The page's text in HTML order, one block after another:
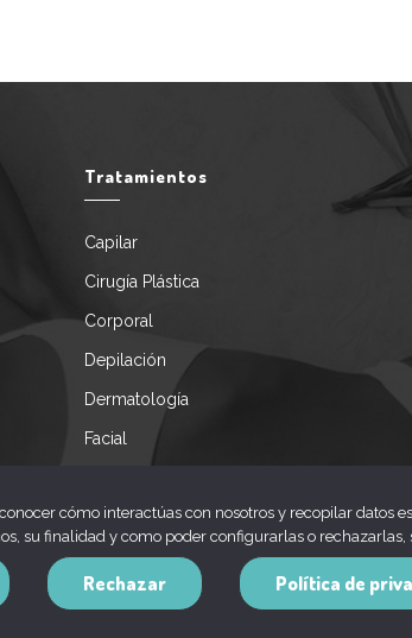
Tratamientos
Capilar
Cirugía Plástica
Corporal
Depilación
Dermatología
Facial
cómo interactúas con nosotros y recopilar datos
su finalidad y como poder configurarlas o rechazarlas,
Rechazar Política de